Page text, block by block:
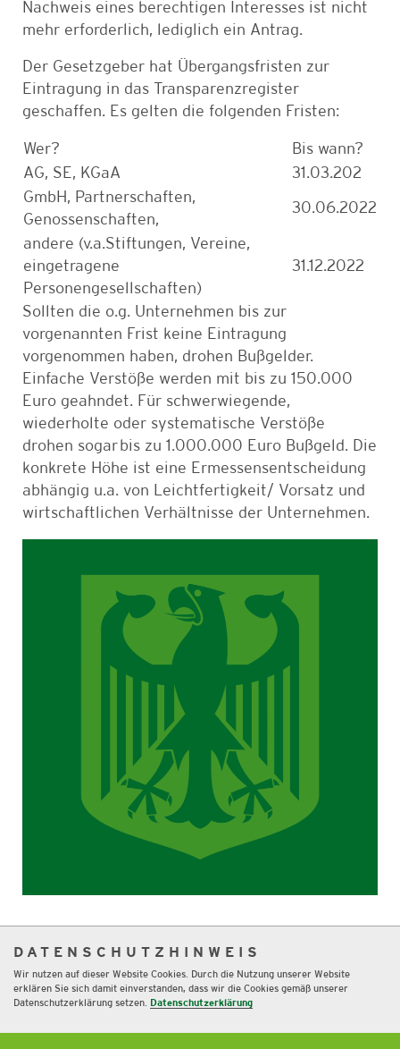
DATENSCHUTZHINWEIS
Wir nutzen auf dieser Website Cookies. Durch die Nutzung unserer Website
erklären Sie sich damit einverstanden, dass wir die Cookies gemäß unserer
Datenschutzerklärung setzen. Datenschutzerklärung
Nachweis eines berechtigen Interesses ist nicht
mehr erforderlich, lediglich ein Antrag.
Der Gesetzgeber hat Übergangsfristen zur
Eintragung in das Transparenzregister
geschaffen. Es gelten die folgenden Fristen:
Wer?
Bis wann?
AG, SE, KGaA
31.03.202
GmbH, Partnerschaften,
Genossenschaften,
30.06.2022
andere (v.a.Stiftungen, Vereine,
eingetragene
Personengesellschaften)
31.12.2022
Sollten die o.g. Unternehmen bis zur
vorgenannten Frist keine Eintragung
vorgenommen haben, drohen Bußgelder.
Einfache Verstöße werden mit bis zu 150.000
Euro geahndet. Für schwerwiegende,
wiederholte oder systematische Verstöße
drohen sogar bis zu 1.000.000 Euro Bußgeld. Die
konkrete Höhe ist eine Ermessensentscheidung
abhängig u.a. von Leichtfertigkeit/ Vorsatz und
wirtschaftlichen Verhältnisse der Unternehmen.
Weitere News